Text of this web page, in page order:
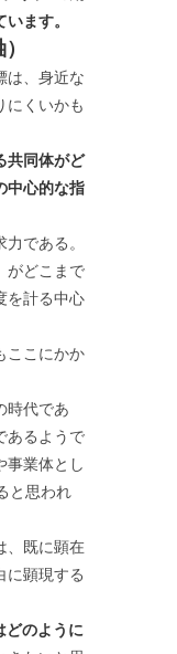
ます。
は、身近な
にくいかも
共同体がど
中心的な指
である。
がどこまで
を計る中心
ここにかか
時代であ
あるようで
事業体とし
と思われ
、既に顕在
に顕現する
どのように